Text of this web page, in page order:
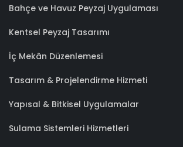
Bahçe ve Havuz Peyzaj Uygulaması
Kentsel Peyzaj Tasarımı
İç Mekân Düzenlemesi
Tasarım & Projelendirme Hizmeti
Yapısal & Bitkisel Uygulamalar
Sulama Sistemleri Hizmetleri